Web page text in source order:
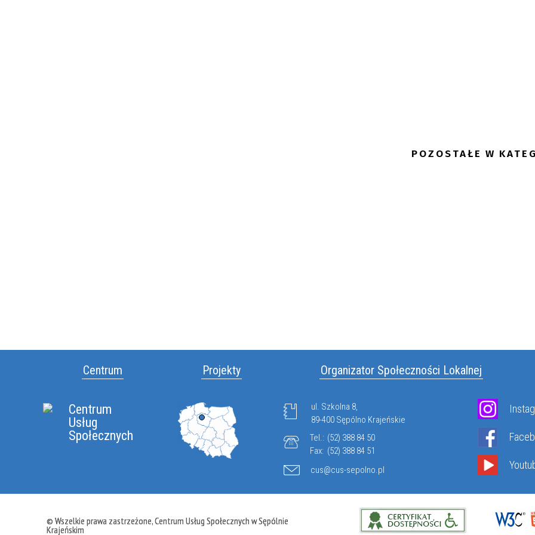
POZOSTAŁE W
Centrum Projekty Organizator Społeczności Lokalnej
Centrum
Usług
Społecznych
ul. Szkolna 8,
89-400 Sępólno Krajeńskie
Tel.: (52) 388 84 50
Fax: (52) 388 84 51
cus@cus-sepolno.pl
© Wszelkie prawa zastrzeżone, Centrum Usług Społecznych w Sępólnie
Krajeńskim